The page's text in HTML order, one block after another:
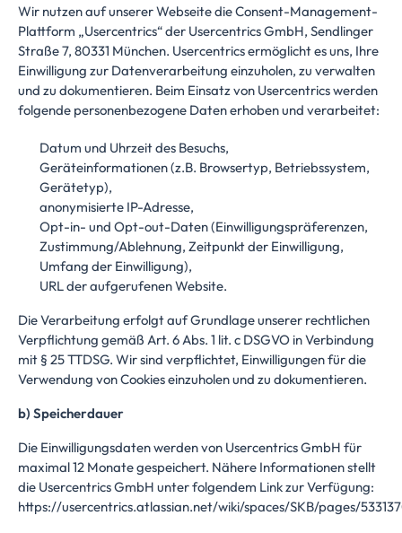
Wir nutzen auf unserer Webseite die Consent-Management-
Plattform „Usercentrics“ der Usercentrics GmbH, Sendlinger
Straße 7, 80331 München. Usercentrics ermöglicht es uns, Ihre
Einwilligung zur Datenverarbeitung einzuholen, zu verwalten
und zu dokumentieren. Beim Einsatz von Usercentrics werden
folgende personenbezogene Daten erhoben und verarbeitet:
Datum und Uhrzeit des Besuchs,
Geräteinformationen (z.B. Browsertyp, Betriebssystem,
Gerätetyp),
anonymisierte IP-Adresse,
Opt-in- und Opt-out-Daten (Einwilligungspräferenzen,
Zustimmung/Ablehnung, Zeitpunkt der Einwilligung,
Umfang der Einwilligung),
URL der aufgerufenen Website.
Die Verarbeitung erfolgt auf Grundlage unserer rechtlichen
Verpflichtung gemäß Art. 6 Abs. 1 lit. c DSGVO in Verbindung
mit § 25 TTDSG. Wir sind verpflichtet, Einwilligungen für die
Verwendung von Cookies einzuholen und zu dokumentieren.
b) Speicherdauer
Die Einwilligungsdaten werden von Usercentrics GmbH für
maximal 12 Monate gespeichert. Nähere Informationen stellt
die Usercentrics GmbH unter folgendem Link zur Verfügung:
https://usercentrics.atlassian.net/wiki/spaces/SKB/pages/